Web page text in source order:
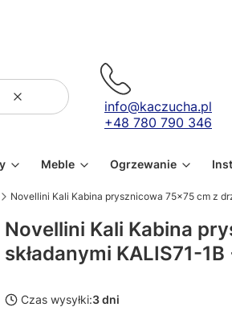
WyczyśćSzukaj
info@kaczucha.pl
+48 780 790 346
Meble Ogrzewanie
Novellini Kali Kabina prysznicowa 75x75 cm z
Novellini Kali Kabina
składanymi KALIS71-
Czas wysyłki:3 dni